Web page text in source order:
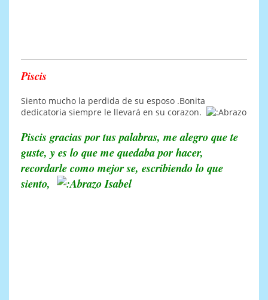
Piscis
Siento mucho la perdida de su esposo .Bonita
dedicatoria siempre le llevará en su corazon.
Piscis gracias por tus palabras, me alegro que te
guste, y es lo que me quedaba por hacer,
recordarle como mejor se, escribiendo lo que
siento,
Isabel